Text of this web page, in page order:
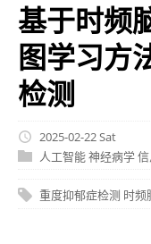
基于时频
图学习方
检测
2025-02-22 Sat
人工智能神经病学
重度抑郁症检测 时频